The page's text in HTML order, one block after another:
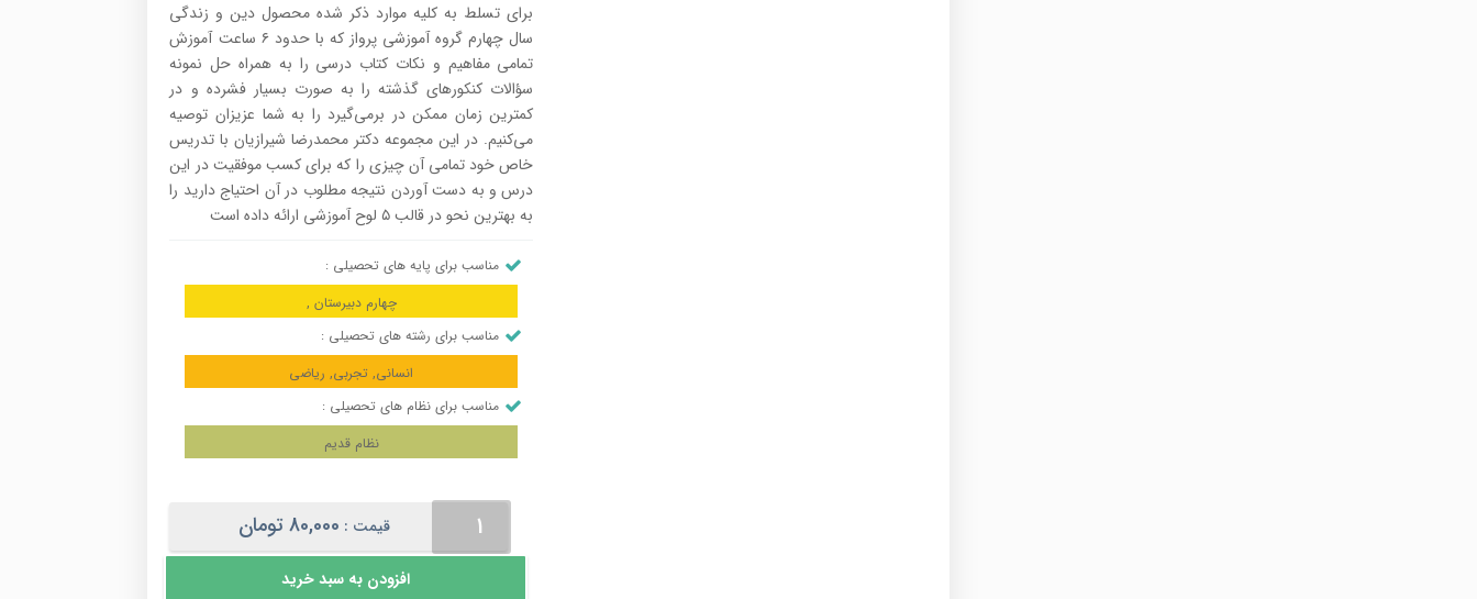
برای تسلط به کلیه موارد ذکر شده محصول دین و زندگی
سال چهارم گروه آموزشی پرواز که با حدود ۶ ساعت آموزش
تمامی مفاهیم و نکات کتاب درسی را به همراه حل نمونه
سؤالات‌ کنکورهای گذشته را به صورت بسیار فشرده و در
کمترین زمان ممکن در برمی‌گیرد را به شما عزیزان توصیه
می‌کنیم. در این مجموعه دکتر محمدرضا شیرازیان با تدریس
خاص خود تمامی آن چیزی را که برای کسب موفقیت در این
درس و به دست آوردن نتیجه مطلوب در آن احتیاج دارید را
به بهترین نحو در قالب ۵ لوح آموزشی ارائه داده است
مناسب برای پایه های تحصیلی :
چهارم دبیرستان ,
مناسب برای رشته های تحصیلی :
انسانی, تجربی, ریاضی
مناسب برای نظام های تحصیلی :
نظام قدیم
زندگی
قیمت : 80,000 تومان
افزودن به سبد خرید